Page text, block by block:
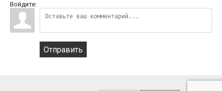
Войдите:
Отправить